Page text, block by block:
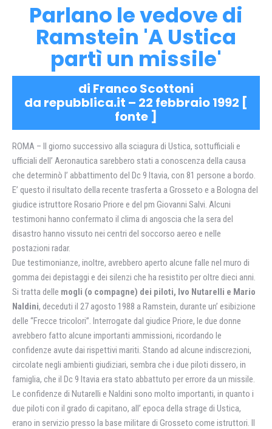
Parlano le vedove di
Ramstein 'A Ustica
partì un missile'
di Franco Scottoni
da repubblica.it – 22 febbraio 1992 [
fonte ]
ROMA – Il giorno successivo alla sciagura di Ustica, sottufficiali e
ufficiali dell’ Aeronautica sarebbero stati a conoscenza della causa
che determinò l’ abbattimento del Dc 9 Itavia, con 81 persone a bordo.
E’ questo il risultato della recente trasferta a Grosseto e a Bologna del
giudice istruttore Rosario Priore e del pm Giovanni Salvi. Alcuni
testimoni hanno confermato il clima di angoscia che la sera del
disastro hanno vissuto nei centri del soccorso aereo e nelle
postazioni radar.
Due testimonianze, inoltre, avrebbero aperto alcune falle nel muro di
gomma dei depistaggi e dei silenzi che ha resistito per oltre dieci anni.
Si tratta delle mogli (o compagne) dei piloti, Ivo Nutarelli e Mario
Naldini, deceduti il 27 agosto 1988 a Ramstein, durante un’ esibizione
delle “Frecce tricolori”. Interrogate dal giudice Priore, le due donne
avrebbero fatto alcune importanti ammissioni, ricordando le
confidenze avute dai rispettivi mariti. Stando ad alcune indiscrezioni,
circolate negli ambienti giudiziari, sembra che i due piloti dissero, in
famiglia, che il Dc 9 Itavia era stato abbattuto per errore da un missile.
Le confidenze di Nutarelli e Naldini sono molto importanti, in quanto i
due piloti con il grado di capitano, all’ epoca della strage di Ustica,
erano in servizio presso la base militare di Grosseto come istruttori. Il